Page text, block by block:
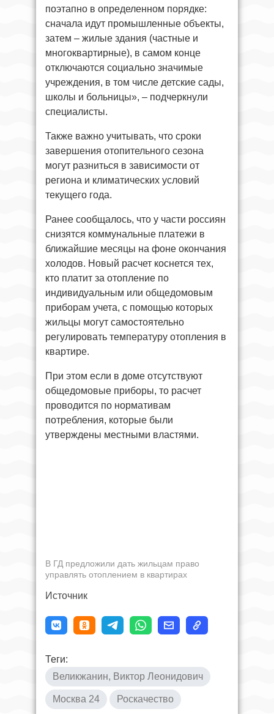
поэтапно в определенном порядке:
сначала идут промышленные объекты,
затем – жилые здания (частные и
многоквартирные), в самом конце
отключаются социально значимые
учреждения, в том числе детские сады,
школы и больницы», – подчеркнули
специалисты.
Также важно учитывать, что сроки
завершения отопительного сезона
могут разниться в зависимости от
региона и климатических условий
текущего года.
Ранее сообщалось, что у части россиян
снизятся коммунальные платежи в
ближайшие месяцы на фоне окончания
холодов. Новый расчет коснется тех,
кто платит за отопление по
индивидуальным или общедомовым
приборам учета, с помощью которых
жильцы могут самостоятельно
регулировать температуру отопления в
квартире.
При этом если в доме отсутствуют
общедомовые приборы, то расчет
проводится по нормативам
потребления, которые были
утверждены местными властями.
В ГД предложили дать жильцам право
управлять отоплением в квартирах
Источник
Теги:
Великжанин, Виктор Леонидович
Москва 24 Роскачество